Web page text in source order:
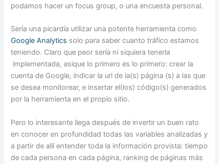
podamos hacer un focus group, o una encuesta personal.
Sería una picardía utilizar una potente herramienta como
Google Analytics solo para saber cuanto tráfico estamos
teniendo. Claro que peor sería ni siquiera tenerla
implementada, asique lo primero es lo primero: crear la
cuenta de Google, indicar la url de la(s) página (s) a las que
se desea monitorear, e insertar el(los) código(s) generados
por la herramienta en el propio sitio.
Pero lo interesante llega después de invertir un buen rato
en conocer en profundidad todas las variables analizadas y
a partir de allí entender toda la información provista: tiempo
de cada persona en cada página, ranking de páginas más